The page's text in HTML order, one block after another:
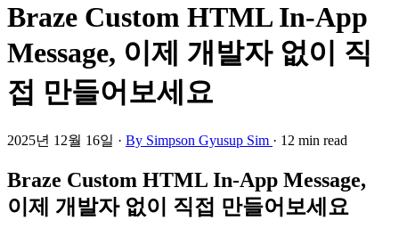
Braze Custom HTML In-App
Message, 이제 개발자 없이 직
접 만들어보세요
2025년 12월 16일 · By Simpson Gyusup Sim · 12 min read
Braze Custom HTML In-App Message,
이제 개발자 없이 직접 만들어보세요